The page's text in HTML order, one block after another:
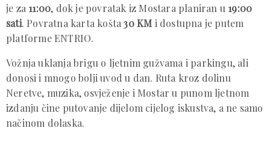
je za 11:00, dok je povratak iz Mostara planiran u 19:00
sati. Povratna karta košta30 KM i dostupna je putem
platforme ENTRIO.
Vožnja uklanja brigu o ljetnim gužvama i parkingu, ali
donosi i mnogo bolji uvod u dan. Ruta kroz dolinu
Neretve, muzika, osvježenje i Mostar u punom ljetnom
izdanju čine putovanje dijelom cijelog iskustva, a ne samo
načinom dolaska.